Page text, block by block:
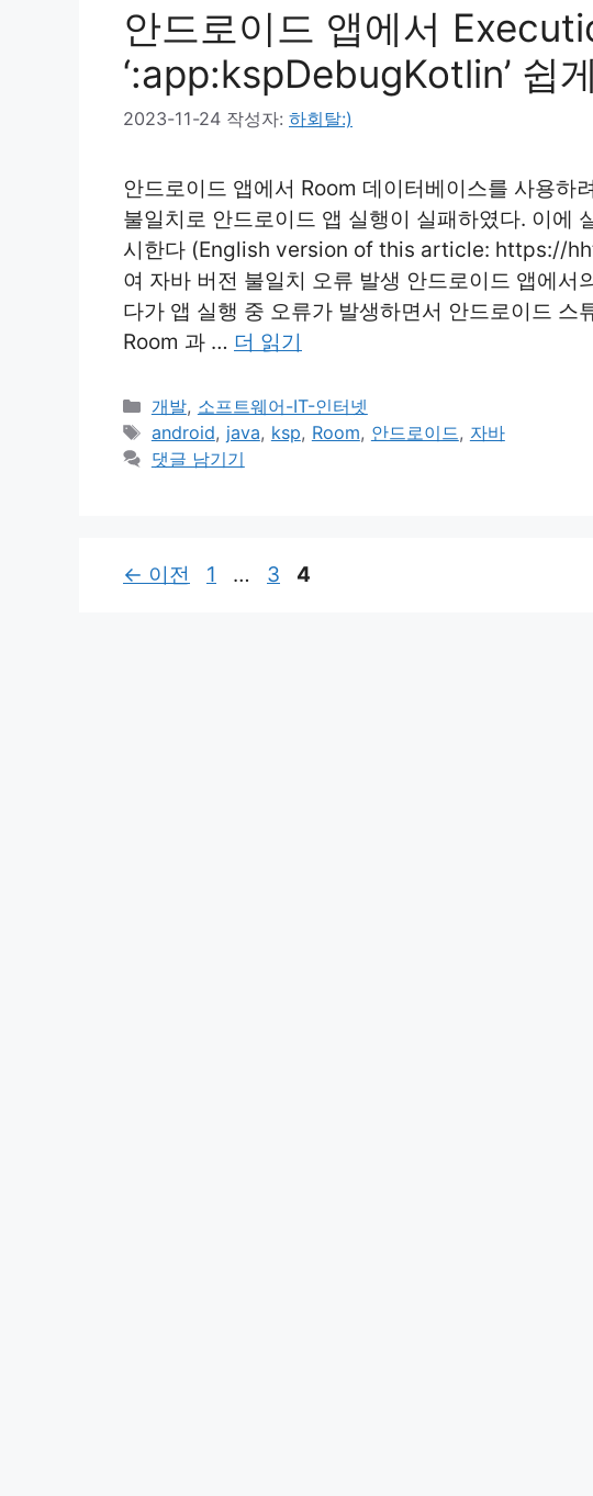
안드로이드 앱에서
‘:app:kspDebugKotlin’ 쉽
2023-11-24 작성자: 하회탈:)
안드로이드 앱에서 Room 데이터베이스를 사용
불일치로 안드로이드 앱 실행이 실패하였다. 이에
시한다 (English version of this article: https://
여 자바 버전 불일치 오류 발생 안드로이드 앱에서
다가 앱 실행 중 오류가 발생하면서 안드로이드 스
Room 과 … 더 읽기
카
테
고
개발, 소프트웨어-IT-인터넷
태
그
android, java, ksp, Room, 안드로이드, 자바
댓글 남기기
← 이전
페
1 …
페
3
페
4